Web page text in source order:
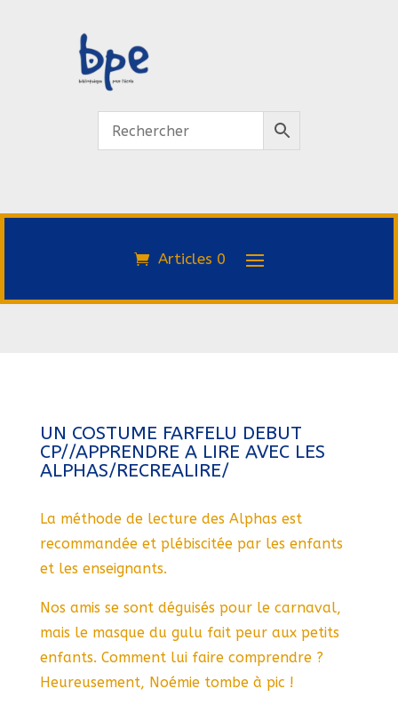
Articles 0
UN COSTUME FARFELU DEBUT
CP//APPRENDRE A LIRE AVEC LES
ALPHAS/RECREALIRE/
La méthode de lecture des Alphas est
recommandée et plébiscitée par les enfants
et les enseignants.
Nos amis se sont déguisés pour le carnaval,
mais le masque du gulu fait peur aux petits
enfants. Comment lui faire comprendre ?
Heureusement, Noémie tombe à pic !